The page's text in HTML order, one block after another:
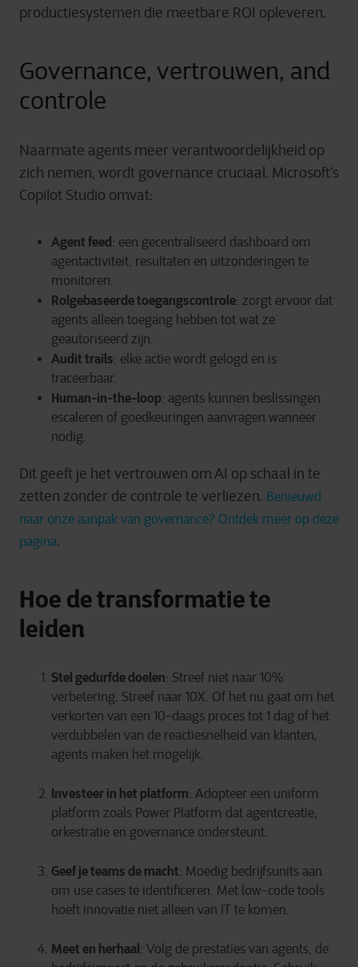
productiesystemen die meetbare ROI opleveren.
Governance, vertrouwen, and
controle
Naarmate agents meer verantwoordelijkheid op
zich nemen, wordt governance cruciaal. Microsoft’s
Copilot Studio omvat:
Agent feed : een gecentraliseerd dashboard om
agentactiviteit, resultaten en uitzonderingen te
monitoren.
Rolgebaseerde toegangscontrole: zorgt ervoor dat
agents alleen toegang hebben tot wat ze
geautoriseerd zijn.
Audit trails: elke actie wordt gelogd en is
traceerbaar.
Human-in-the-loop: agents kunnen beslissingen
escaleren of goedkeuringen aanvragen wanneer
nodig.
Dit geeft je het vertrouwen om AI op schaal in te
zetten zonder de controle te verliezen. Benieuwd
naar onze aanpak van governance? Ontdek meer op deze
pagina.
Hoe de transformatie te
leiden
Stel gedurfde doelen: Streef niet naar 10%
verbetering. Streef naar 10X. Of het nu gaat om het
verkorten van een 10-daags proces tot 1 dag of het
verdubbelen van de reactiesnelheid van klanten,
agents maken het mogelijk.
Investeer in het platform: Adopteer een uniform
platform zoals Power Platform dat agentcreatie,
orkestratie en governance ondersteunt.
Geef je teams de macht: Moedig bedrijfsunits aan
om use cases te identificeren. Met low-code tools
hoeft innovatie niet alleen van IT te komen.
Meet en herhaal : Volg de prestaties van agents, de